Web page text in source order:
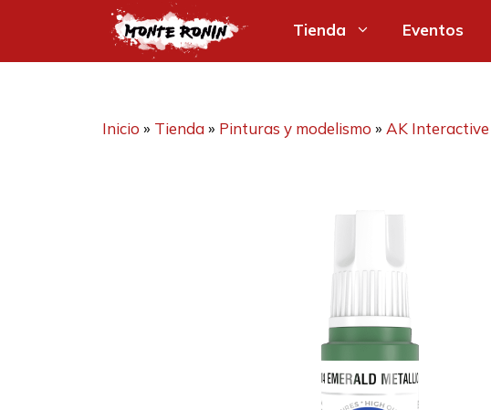
Tienda Eventos
Inicio » Tienda» Pinturas y modelismo » AK Interactive